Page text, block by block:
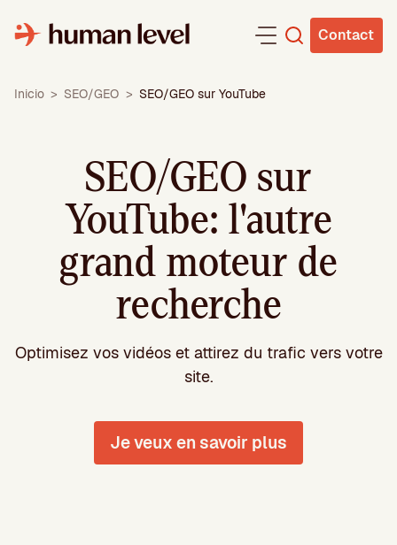
au
contenu
Contact
Inicio > SEO/GEO > SEO/GEO sur YouTube
SEO/GEO sur
YouTube: l'autre
grand moteur de
recherche
Optimisez vos vidéos et attirez du trafic vers votre
site.
Je veux en savoir plus